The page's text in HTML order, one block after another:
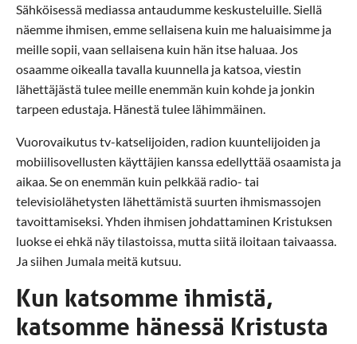
Sähköisessä mediassa antaudumme keskusteluille. Siellä
näemme ihmisen, emme sellaisena kuin me haluaisimme ja
meille sopii, vaan sellaisena kuin hän itse haluaa. Jos
osaamme oikealla tavalla kuunnella ja katsoa, viestin
lähettäjästä tulee meille enemmän kuin kohde ja jonkin
tarpeen edustaja. Hänestä tulee lähimmäinen.
Vuorovaikutus tv-katselijoiden, radion kuuntelijoiden ja
mobiilisovellusten käyttäjien kanssa edellyttää osaamista ja
aikaa. Se on enemmän kuin pelkkää radio- tai
televisiolähetysten lähettämistä suurten ihmismassojen
tavoittamiseksi. Yhden ihmisen johdattaminen Kristuksen
luokse ei ehkä näy tilastoissa, mutta siitä iloitaan taivaassa.
Ja siihen Jumala meitä kutsuu.
Kun katsomme ihmistä,
katsomme hänessä Kristusta